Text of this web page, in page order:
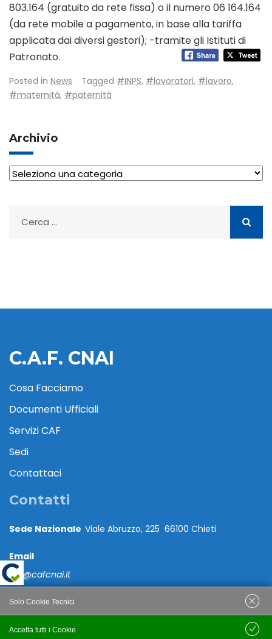
803.164 (gratuito da rete fissa) o il numero 06 164.164
(da rete mobile a pagamento, in base alla tariffa
applicata dai diversi gestori); -tramite gli Istituti di
Patronato.
Posted in News Tagged #INPS, #lavoratori, #lavoro,
#maternità, #paternità
Archivio
Archivio
per:
C.A.F. CNAI
Cosa Facciamo
Documenti Ufficiali
Servizi CAF
Sedi
Contattaci
Contatti
Sede Nazionale Viale Abruzzo, 225 66100 Chieti
Email
caf@cafcnai.it
Posta Certificata
Accetta tutti i Cookie
Solo Cookie Tecnici
Salva